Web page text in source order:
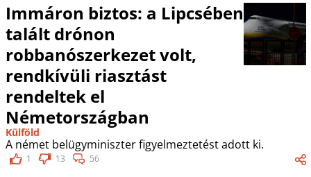
Immáron biztos: a Lipcsében
talált drónon
robbanószerkezet volt,
rendkívüli riasztást
rendeltek el
Németországban
Külföld
A német belügyminiszter figyelmeztetést adott ki.
1 13 56